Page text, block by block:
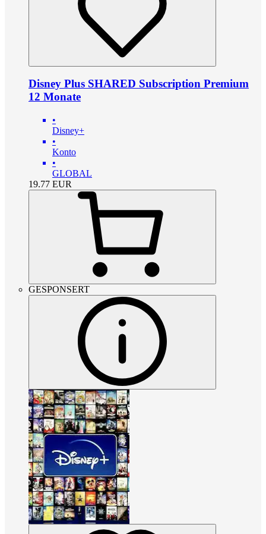
Disney Plus SHARED Subscription Premium
12 Monate
•
Disney+
•
Konto
•
GLOBAL
19.77 EUR
GESPONSERT